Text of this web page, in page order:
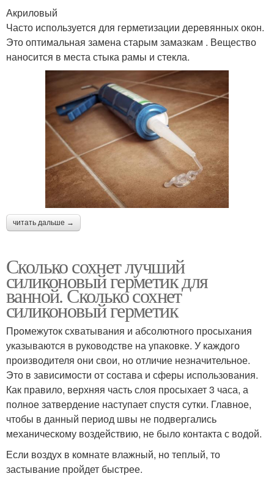
Акриловый
Часто используется для герметизации деревянных окон.
Это оптимальная замена старым замазкам . Вещество
наносится в места стыка рамы и стекла.
читать дальше →
Сколько сохнет лучший
силиконовый герметик для
ванной. Сколько сохнет
силиконовый герметик
Промежуток схватывания и абсолютного просыхания
указываются в руководстве на упаковке. У каждого
производителя они свои, но отличие незначительное.
Это в зависимости от состава и сферы использования.
Как правило, верхняя часть слоя просыхает 3 часа, а
полное затвердение наступает спустя сутки. Главное,
чтобы в данный период швы не подвергались
механическому воздействию, не было контакта с водой.
Если воздух в комнате влажный, но теплый, то
застывание пройдет быстрее.